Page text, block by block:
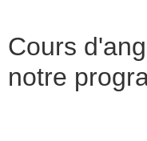
Cours
notre